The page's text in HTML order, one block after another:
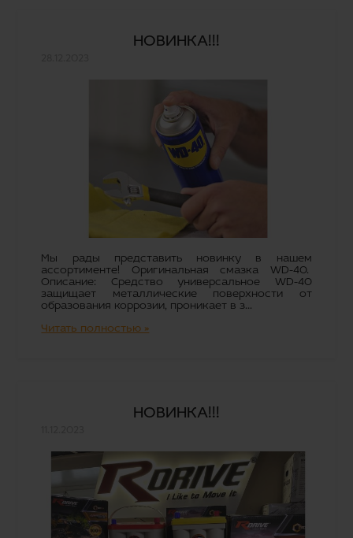
НОВИНКА!!!
Мы рады представить новинку в нашем
ассортименте! Оригинальная смазка WD-40.
Описание: Средство универсальное WD-40
защищает металлические поверхности от
образования коррозии, проникает в з...
Читать полностью »
НОВИНКА!!!